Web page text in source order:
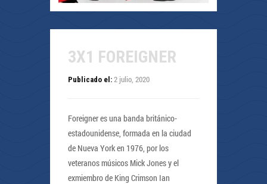
3X1 FOREIGNER
Publicado el: 2 julio, 2020
Foreigner es una banda británico-
estadounidense, formada en la ciudad
de Nueva York en 1976, por los
veteranos músicos Mick Jones y el
exmiembro de King Crimson Ian